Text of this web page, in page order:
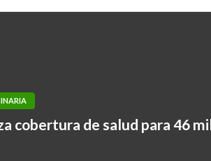
cobertura de salud para 46